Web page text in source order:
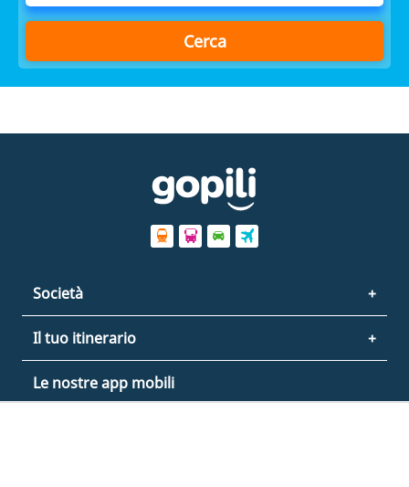
Cerca
Società
Il tuo itinerario
Le nostre app mobili